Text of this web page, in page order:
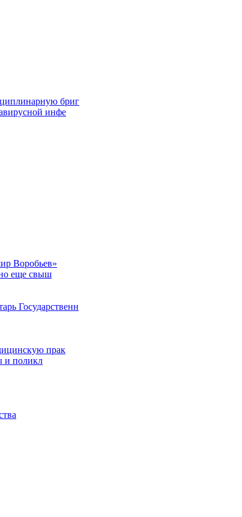
бриг
инфе
Воробьев»
еще свыш
Государственн
прак
и поликл